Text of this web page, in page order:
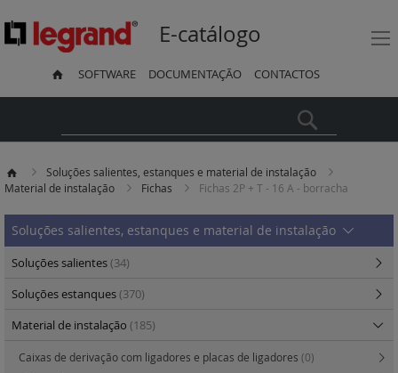
E-catálogo
SOFTWARE DOCUMENTAÇÃO CONTACTOS
Soluções salientes, estanques e material de instalação
Material de instalação
Fichas Fichas 2P + T - 16 A - borracha
Soluções salientes, estanques e material de instalação
Soluções salientes(34)
Soluções estanques(370)
Material de instalação (185)
Caixas de derivação com ligadores e placas de ligadores (0)